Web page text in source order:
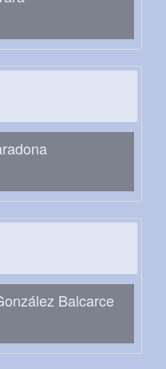
Balcarce